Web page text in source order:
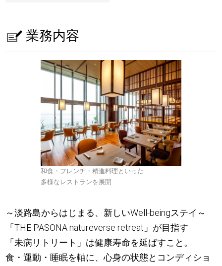
業務内容
和食・フレンチ・精進料理といった
多様なレストランを展開
～淡路島からはじまる、新しいWell-beingステイ～
「THE PASONA natureverse retreat」が目指す
「未病リトリート」は健康寿命を延ばすこと。
食・運動・睡眠を軸に、心身の状態とコンディショ